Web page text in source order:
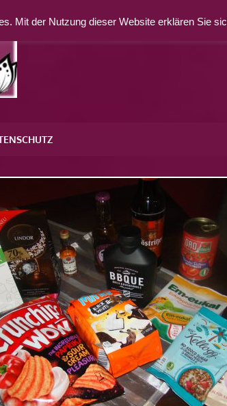
Mit der Nutzung dieser Website erklären Sie